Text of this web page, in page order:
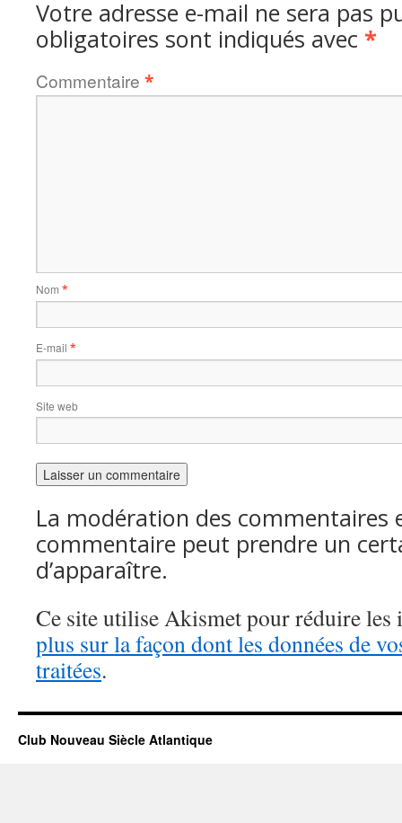
Votre adresse e-mail ne sera pas
obligatoires sont indiqués avec *
Commentaire *
Nom *
E-mail *
Site web
La modération des commentaires
commentaire peut prendre un
d’apparaître.
Ce site utilise Akismet pour réduire les
plus sur la façon dont les données de
traitées.
Club Nouveau Siècle Atlantique